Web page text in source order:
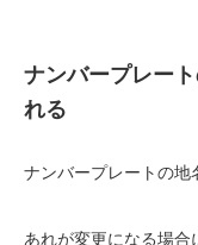
ナンバープレー
れる
ナンバープレートの地
あれが変更になる場合